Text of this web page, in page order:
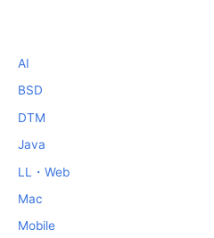
AI
BSD
DTM
Java
LL・Web
Mac
Mobile